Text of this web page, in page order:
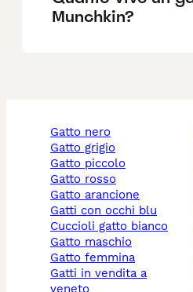
Munchkin?
gatto nero
gatto grigio
gatto piccolo
gatto rosso
gatto arancione
gatti con occhi blu
cuccioli gatto bianco
gatto maschio
gatto femmina
gatti in vendita a